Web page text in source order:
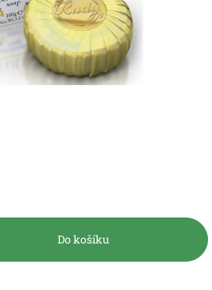
Do košíku